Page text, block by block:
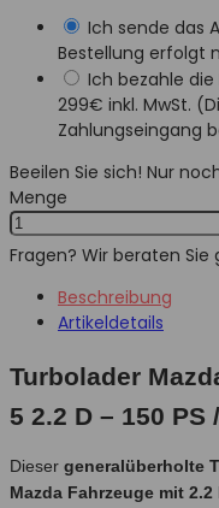
Ich sende das
Bestellung erfolgt
Ich bezahle
299€ inkl. MwSt.
Zahlungseingang
Beeilen Sie sich! Nur
Menge
Fragen? Wir beraten Sie
Beschreibung
Artikeldetails
Turbolader
5 2.2 D – 150 PS
Dieser generalüberholte
Mazda Fahrzeuge mit